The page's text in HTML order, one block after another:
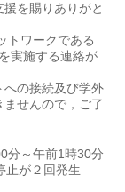
を賜りありがと
トワークである
実施する連絡が
の接続及び学外
せんので，ご了
分～午前1時30分
が２回発生